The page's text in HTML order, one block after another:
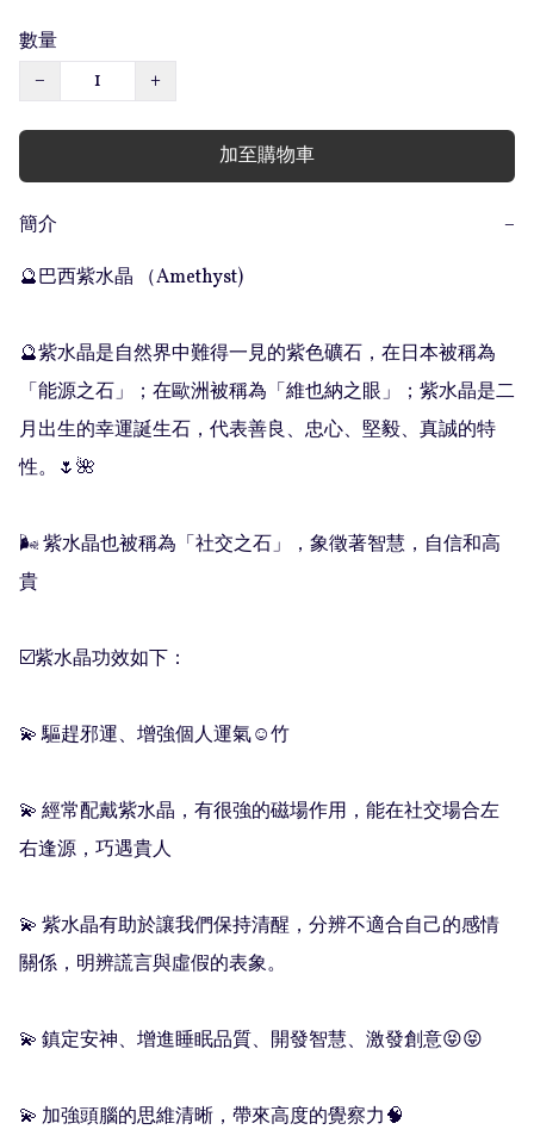
數量
−
+
加至購物車
簡介
−
🔮巴西紫水晶 （Amethyst)
🔮紫水晶是自然界中難得一見的紫色礦石，在日本被稱為
「能源之石」；在歐洲被稱為「維也納之眼」；紫水晶是二
月出生的幸運誕生石，代表善良、忠心、堅毅、真誠的特
性。🌷🌺
🌬 紫水晶也被稱為「社交之石」，象徵著智慧，自信和高
貴
☑️紫水晶功效如下：
💫 驅趕邪運、增強個人運氣☺️竹
💫 經常配戴紫水晶，有很強的磁場作用，能在社交場合左
右逢源，巧遇貴人
💫 紫水晶有助於讓我們保持清醒，分辨不適合自己的感情
關係，明辨謊言與虛假的表象。
💫 鎮定安神、增進睡眠品質、開發智慧、激發創意😝😝
💫 加強頭腦的思維清晰，帶來高度的覺察力🧠